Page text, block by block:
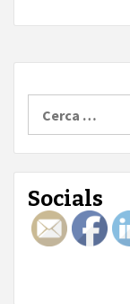
per:
Socials